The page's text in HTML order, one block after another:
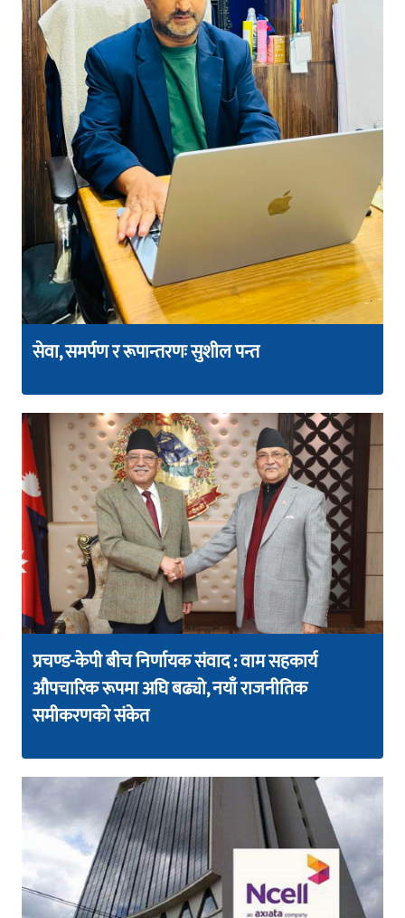
सेवा, समर्पण र रूपान्तरणः सुशील पन्त
प्रचण्ड-केपी बीच निर्णायक संवाद : वाम सहकार्य
औपचारिक रूपमा अघि बढ्यो, नयाँ राजनीतिक
समीकरणको संकेत